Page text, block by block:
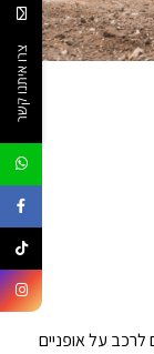
על אופניים
צרו איתנו קשר